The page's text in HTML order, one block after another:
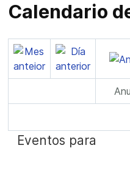
Calendario
Eventos para